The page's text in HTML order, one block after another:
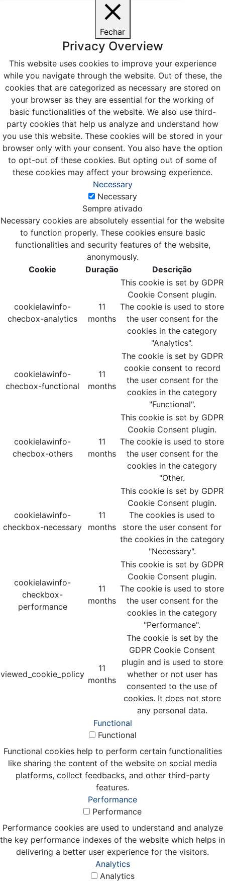
Fechar
Privacy Overview
This website uses cookies to improve your experience
while you navigate through the website. Out of these, the
cookies that are categorized as necessary are stored on
your browser as they are essential for the working of
basic functionalities of the website. We also use third-
party cookies that help us analyze and understand how
you use this website. These cookies will be stored in your
browser only with your consent. You also have the option
to opt-out of these cookies. But opting out of some of
these cookies may affect your browsing experience.
Necessary
Necessary
Sempre ativado
Necessary cookies are absolutely essential for the website
to function properly. These cookies ensure basic
functionalities and security features of the website,
anonymously.
Cookie
Duração Descrição
cookielawinfo-
checbox-analytics
11
months
This cookie is set by GDPR
Cookie Consent plugin.
The cookie is used to store
the user consent for the
cookies in the category
"Analytics".
cookielawinfo-
checbox-functional
11
months
The cookie is set by GDPR
cookie consent to record
the user consent for the
cookies in the category
"Functional".
cookielawinfo-
checbox-others
11
months
This cookie is set by GDPR
Cookie Consent plugin.
The cookie is used to store
the user consent for the
cookies in the category
"Other.
cookielawinfo-
checkbox-necessary
11
months
This cookie is set by GDPR
Cookie Consent plugin.
The cookies is used to
store the user consent for
the cookies in the category
"Necessary".
cookielawinfo-
checkbox-
performance
11
months
This cookie is set by GDPR
Cookie Consent plugin.
The cookie is used to store
the user consent for the
cookies in the category
"Performance".
viewed_cookie_policy
11
months
The cookie is set by the
GDPR Cookie Consent
plugin and is used to store
whether or not user has
consented to the use of
cookies. It does not store
any personal data.
Functional
Functional
Functional cookies help to perform certain functionalities
like sharing the content of the website on social media
platforms, collect feedbacks, and other third-party
features.
Performance
Performance
Performance cookies are used to understand and analyze
the key performance indexes of the website which helps in
delivering a better user experience for the visitors.
Analytics
Analytics